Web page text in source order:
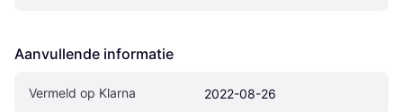
Aanvullende informatie
Vermeld op Klarna 2022-08-26